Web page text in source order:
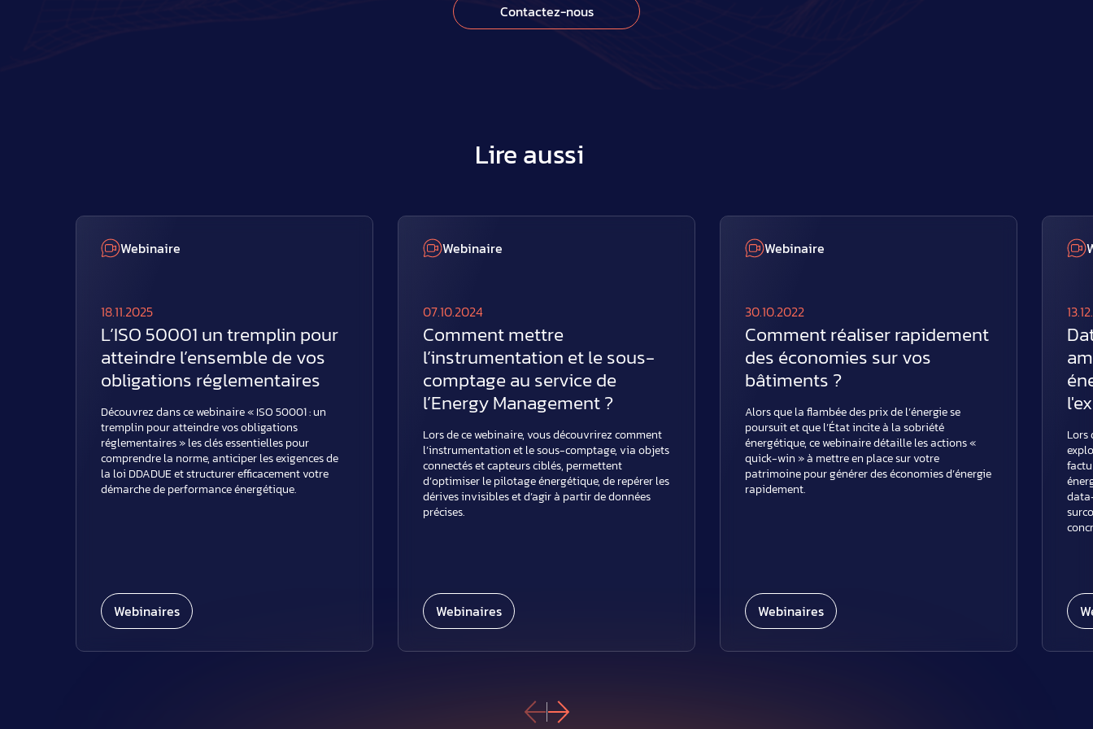
Contactez-nous
Lire aussi
Webinaire
18.11.2025
L’ISO 50001 un tremplin pour
atteindre l’ensemble de vos
obligations réglementaires
Découvrez dans ce webinaire « ISO 50001 : un
tremplin pour atteindre vos obligations
réglementaires » les clés essentielles pour
comprendre la norme, anticiper les exigences de
la loi DDADUE et structurer efficacement votre
démarche de performance énergétique.
Webinaires
Webinaire
07.10.2024
Comment mettre
l’instrumentation et le sous-
comptage au service de
l’Energy Management ?
Lors de ce webinaire, vous découvrirez comment
l’instrumentation et le sous-comptage, via objets
connectés et capteurs ciblés, permettent
d’optimiser le pilotage énergétique, de repérer les
dérives invisibles et d’agir à partir de données
précises.
Webinaires
Webinaire
30.10.2022
Comment réaliser rapidement
des économies sur vos
bâtiments ?
Alors que la flambée des prix de l’énergie se
poursuit et que l’État incite à la sobriété
énergétique, ce webinaire détaille les actions «
quick-win » à mettre en place sur votre
patrimoine pour générer des économies d’énergie
rapidement.
Webinaires
Lors